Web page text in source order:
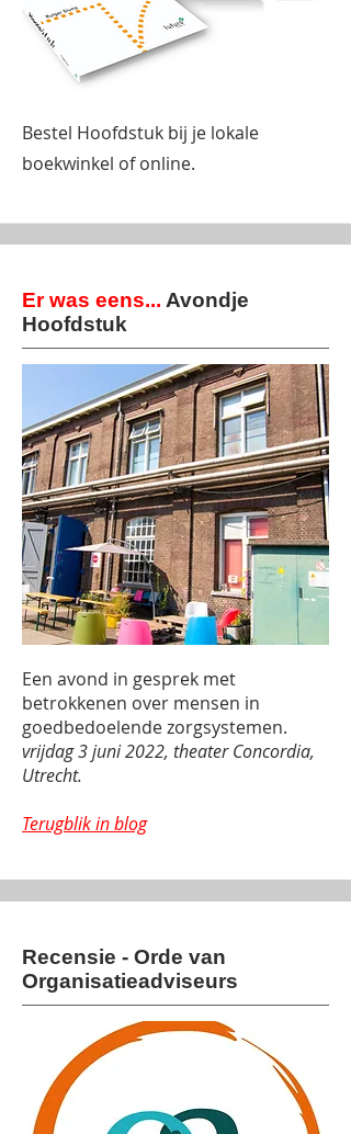
Bestel Hoofdstuk bij je lokale
boekwinkel of online.
Er was eens... Avondje
Hoofdstuk
Een avond in gesprek met
betrokkenen over mensen in
goedbedoelende zorgsystemen.
vrijdag 3 juni 2022, theater Concordia,
Utrecht.
Terugblik in blog
Recensie - Orde van
Organisatieadviseurs